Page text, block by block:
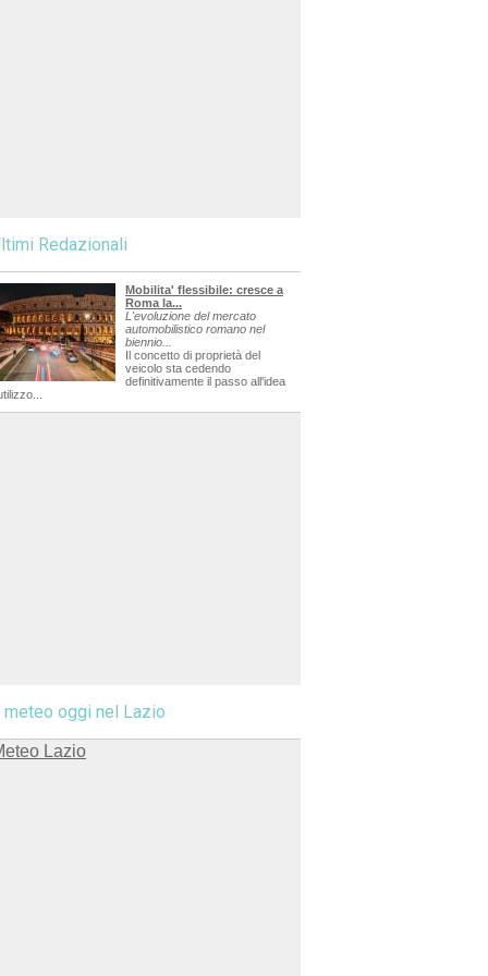
Redazionali
Mobilita' flessibile: cresce a
Roma la...
L'evoluzione del mercato
automobilistico romano nel
biennio...
Il concetto di proprietà del
veicolo sta cedendo
definitivamente il passo all'idea
meteo oggi nel Lazio